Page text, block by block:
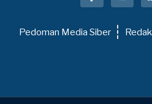
Pedoman Media Siber